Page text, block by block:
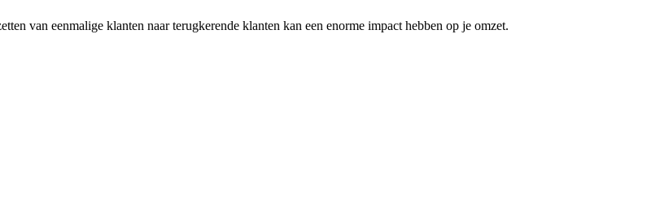
van eenmalige klanten naar terugkerende klanten kan een enorme impact hebben op je omzet.